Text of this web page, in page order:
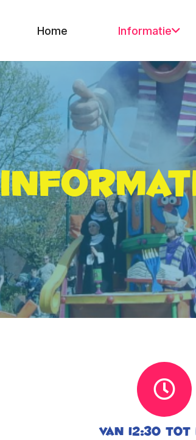
Home Informatie
Van 12:30 tot